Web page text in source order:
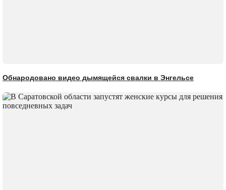
Обнародовано видео дымящейся свалки в Энгельсе